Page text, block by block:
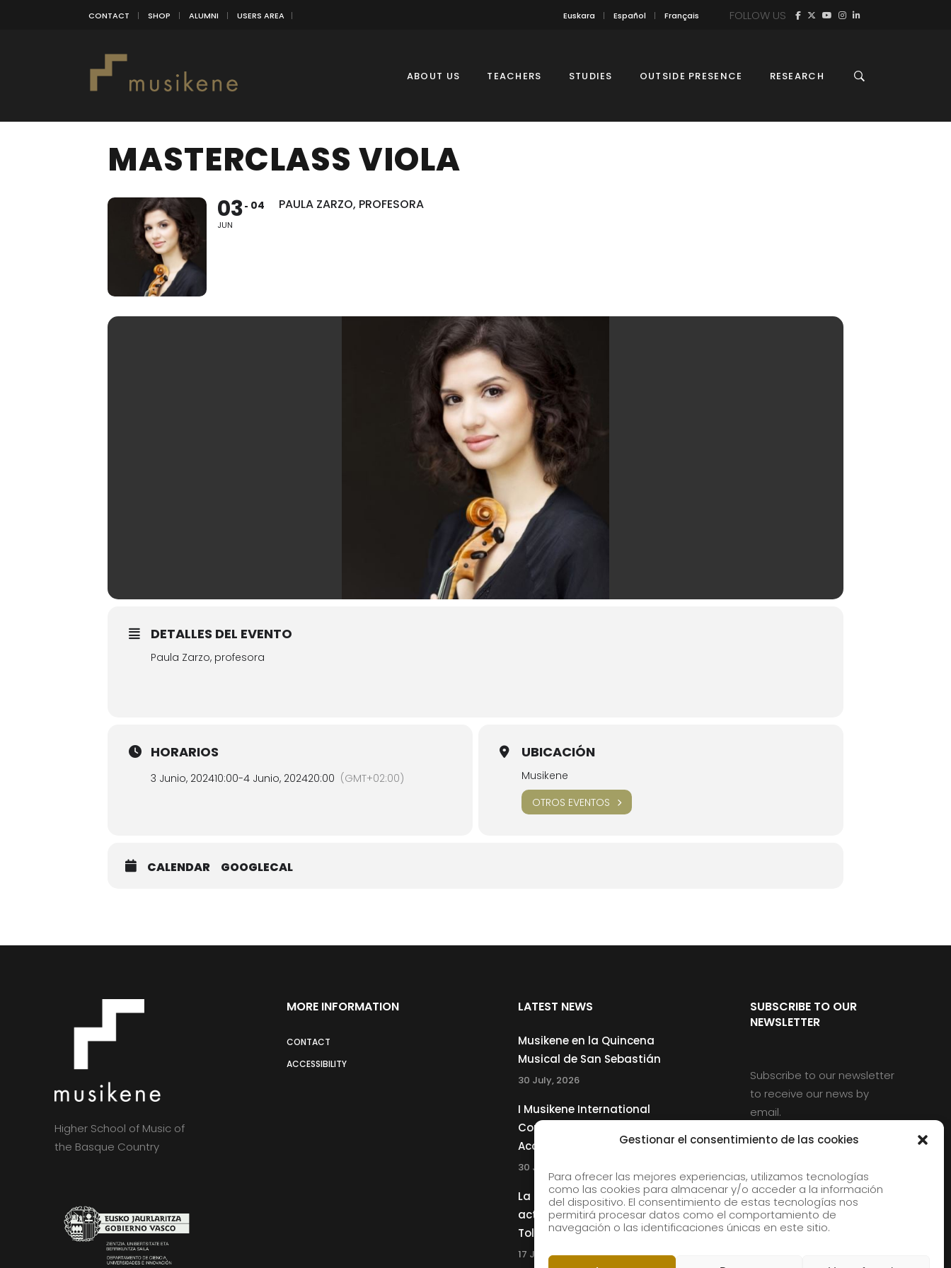
Gestionar el consentimiento de las cookies
Para ofrecer las mejores experiencias, utilizamos tecnologías
como las cookies para almacenar y/o acceder a la información
del dispositivo. El consentimiento de estas tecnologías nos
permitirá procesar datos como el comportamiento de
navegación o las identificaciones únicas en este sitio.
CONTACT SHOP ALUMNI USERS AREA Euskara Español Français FOLLOW US
ABOUT US TEACHERS STUDIES OUTSIDE PRESENCE RESEARCH
MASTERCLASS VIOLA
03
JUN
04 PAULA ZARZO, PROFESORA
DETALLES DEL EVENTO
Paula Zarzo, profesora
HORARIOS
3 Junio, 202410:00-4 Junio, 202420:00 (GMT+02:00)
UBICACIÓN
Musikene
OTROS EVENTOS
CALENDAR GOOGLECAL
Higher School of Music of
the Basque Country
MORE INFORMATION
CONTACT
ACCESSIBILITY
LATEST NEWS
Musikene en la Quincena
Musical de San Sebastián
30 July, 2026
I Musikene International
Competition for Young
Accordionists
30 July, 2026
La Musikene Big Band
actuará junto a Charles
Tolliver en el 61 Jazzaldia
17 July, 2026
SUBSCRIBE TO OUR
NEWSLETTER
Subscribe to our newsletter
to receive our news by
email.